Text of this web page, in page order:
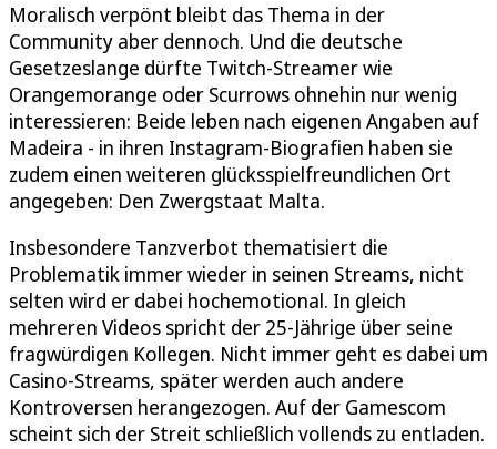
Moralisch verpönt bleibt das Thema in der
Community aber dennoch. Und die deutsche
Gesetzeslange dürfte Twitch-Streamer wie
Orangemorange oder Scurrows ohnehin nur wenig
interessieren: Beide leben nach eigenen Angaben auf
Madeira - in ihren Instagram-Biografien haben sie
zudem einen weiteren glücksspielfreundlichen Ort
angegeben: Den Zwergstaat Malta.
Insbesondere Tanzverbot thematisiert die
Problematik immer wieder in seinen Streams, nicht
selten wird er dabei hochemotional. In gleich
mehreren Videos spricht der 25-Jährige über seine
fragwürdigen Kollegen. Nicht immer geht es dabei um
Casino-Streams, später werden auch andere
Kontroversen herangezogen. Auf der Gamescom
scheint sich der Streit schließlich vollends zu entladen.